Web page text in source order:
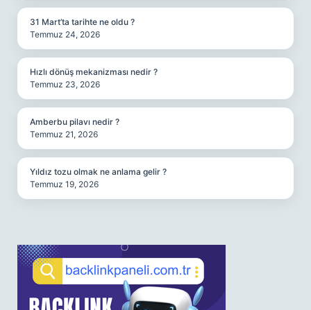
31 Mart’ta tarihte ne oldu ?
Temmuz 24, 2026
Hızlı dönüş mekanizması nedir ?
Temmuz 23, 2026
Amberbu pilavı nedir ?
Temmuz 21, 2026
Yıldız tozu olmak ne anlama gelir ?
Temmuz 19, 2026